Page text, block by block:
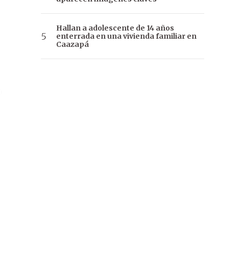
Hallan a adolescente de 14 años
enterrada en una vivienda familiar en
Caazapá